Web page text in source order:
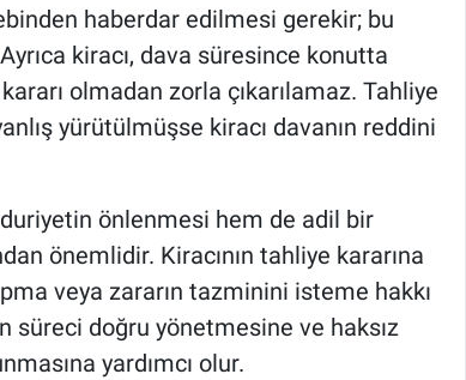
haberdar edilmesi gerekir; bu
kiracı, dava süresince konutta
olmadan zorla çıkarılamaz. Tahliye
yürütülmüşse kiracı davanın reddini
önlenmesi hem de adil bir
önemlidir. Kiracının tahliye kararına
veya zararın tazminini isteme hakkı
süreci doğru yönetmesine ve haksız
yardımcı olur.